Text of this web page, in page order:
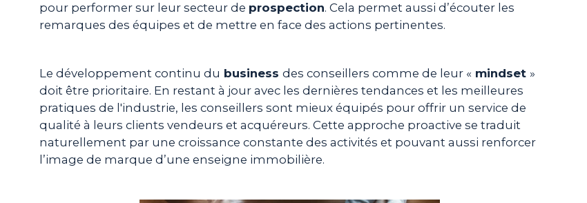
pour performer sur leur secteur de prospection. Cela permet aussi d’écouter les
remarques des équipes et de mettre en face des actions pertinentes.
Le développement continu du businessdes conseillers comme de leur « mindset »
doit être prioritaire. En restant à jour avec les dernières tendances et les meilleures
pratiques de l'industrie, les conseillers sont mieux équipés pour offrir un service de
qualité à leurs clients vendeurs et acquéreurs. Cette approche proactive se traduit
naturellement par une croissance constante des activités et pouvant aussi renforcer
l’image de marque d’une enseigne immobilière.